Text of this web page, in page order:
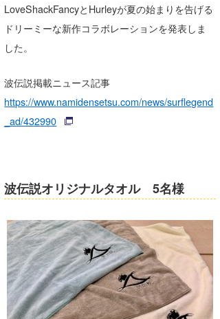
LoveShackFancyとHurleyが夏の始まりを告げる
ドリーミーな新作コラボレーションを発表しま
した。
波伝説掲載ニュース記事
https://www.namidensetsu.com/news/surflegend
_ad/432990
波伝説オリジナルタオル 5名様